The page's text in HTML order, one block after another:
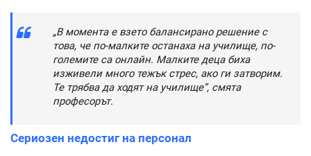
„В момента е взето балансирано решение с
това, че по-малките останаха на училище, по-
големите са онлайн. Малките деца биха
изживели много тежък стрес, ако ги затворим.
Те трябва да ходят на училище”, смята
професорът.
Сериозен недостиг на персонал